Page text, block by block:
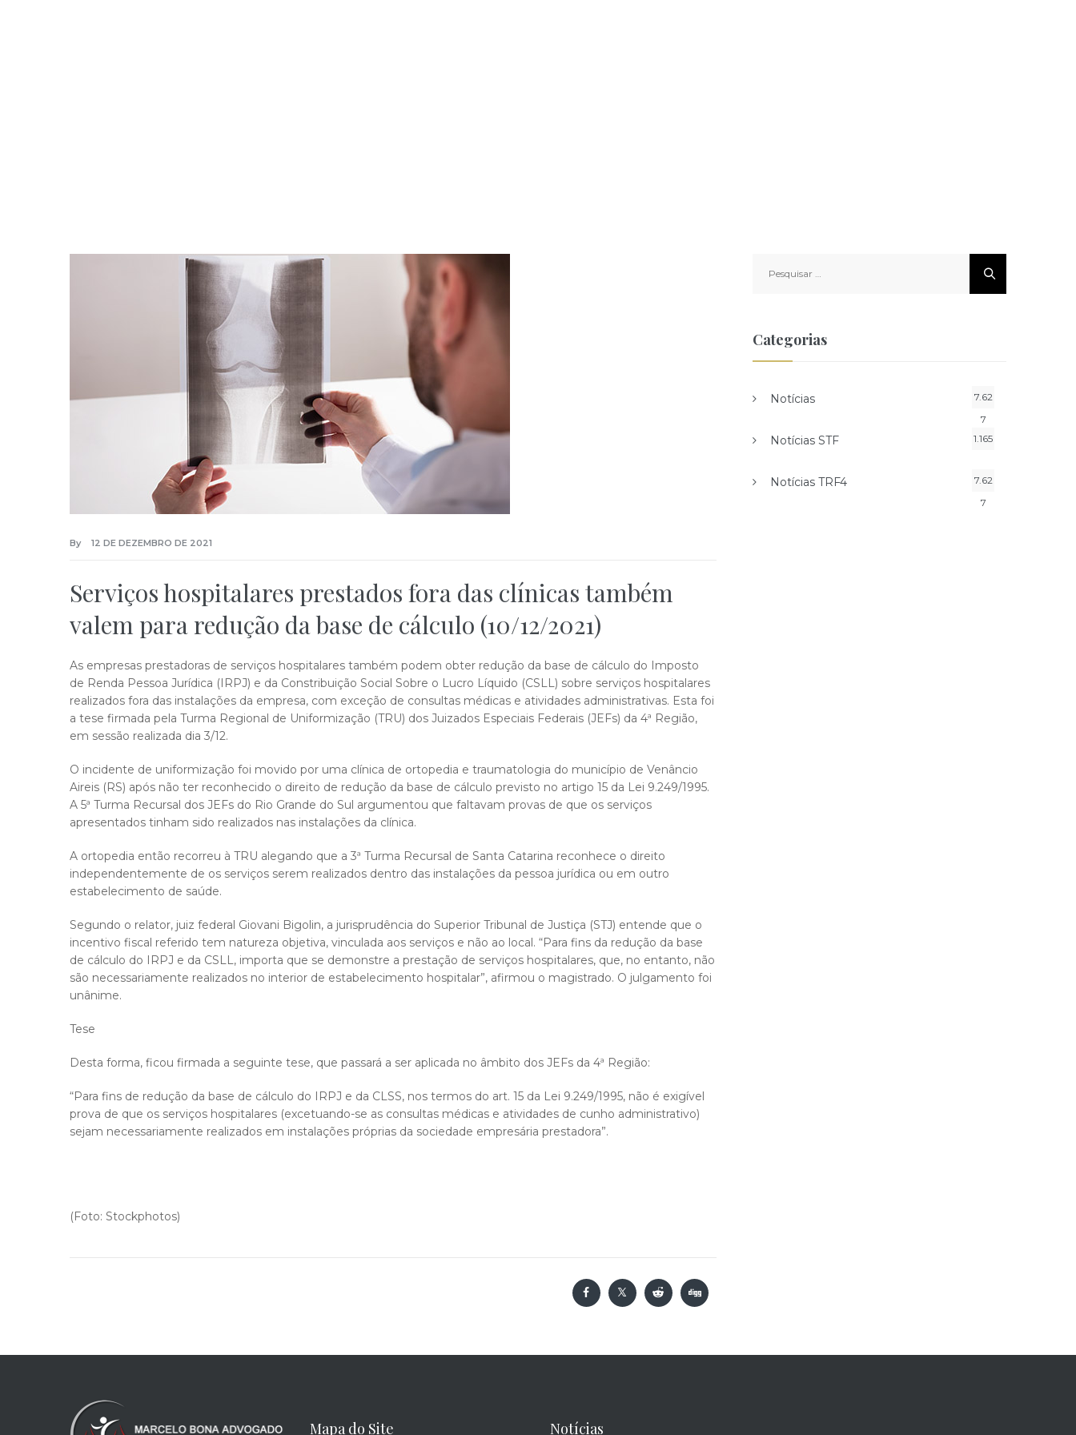
By 12 DE DEZEMBRO DE 2021
Serviços hospitalares prestados fora das clínicas também
valem para redução da base de cálculo (10/12/2021)
As empresas prestadoras de serviços hospitalares também podem obter redução da base de cálculo do Imposto
de Renda Pessoa Jurídica (IRPJ) e da Constribuição Social Sobre o Lucro Líquido (CSLL) sobre serviços hospitalares
realizados fora das instalações da empresa, com exceção de consultas médicas e atividades administrativas. Esta foi
a tese firmada pela Turma Regional de Uniformização (TRU) dos Juizados Especiais Federais (JEFs) da 4ª Região,
em sessão realizada dia 3/12.
O incidente de uniformização foi movido por uma clínica de ortopedia e traumatologia do município de Venâncio
Aireis (RS) após não ter reconhecido o direito de redução da base de cálculo previsto no artigo 15 da Lei 9.249/1995.
A 5ª Turma Recursal dos JEFs do Rio Grande do Sul argumentou que faltavam provas de que os serviços
apresentados tinham sido realizados nas instalações da clínica.
A ortopedia então recorreu à TRU alegando que a 3ª Turma Recursal de Santa Catarina reconhece o direito
independentemente de os serviços serem realizados dentro das instalações da pessoa jurídica ou em outro
estabelecimento de saúde.
Segundo o relator, juiz federal Giovani Bigolin, a jurisprudência do Superior Tribunal de Justiça (STJ) entende que o
incentivo fiscal referido tem natureza objetiva, vinculada aos serviços e não ao local. “Para fins da redução da base
de cálculo do IRPJ e da CSLL, importa que se demonstre a prestação de serviços hospitalares, que, no entanto, não
são necessariamente realizados no interior de estabelecimento hospitalar”, afirmou o magistrado. O julgamento foi
unânime.
Tese
Desta forma, ficou firmada a seguinte tese, que passará a ser aplicada no âmbito dos JEFs da 4ª Região:
“Para fins de redução da base de cálculo do IRPJ e da CLSS, nos termos do art. 15 da Lei 9.249/1995, não é exigível
prova de que os serviços hospitalares (excetuando-se as consultas médicas e atividades de cunho administrativo)
sejam necessariamente realizados em instalações próprias da sociedade empresária prestadora”.
(Foto: Stockphotos)
por:
Categorias
Notícias
7.62
7
Notícias STF 1.165
Notícias TRF4
7.62
7
Mapa do Site Notícias